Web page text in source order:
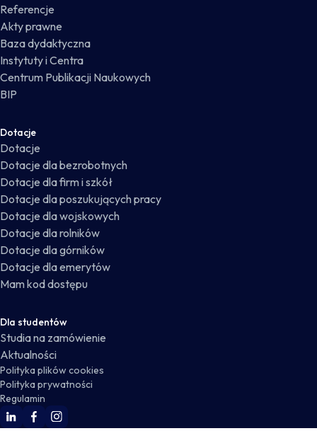
Referencje
Akty prawne
Baza dydaktyczna
Instytuty i Centra
Centrum Publikacji Naukowych
BIP
Dotacje
Dotacje
Dotacje dla bezrobotnych
Dotacje dla firm i szkół
Dotacje dla poszukujących pracy
Dotacje dla wojskowych
Dotacje dla rolników
Dotacje dla górników
Dotacje dla emerytów
Mam kod dostępu
Dla studentów
Studia na zamówienie
Aktualności
Polityka plików cookies
Polityka prywatności
Regulamin
WSKZ Linkedin
WSKZ Facebook
WSKZ Instagram